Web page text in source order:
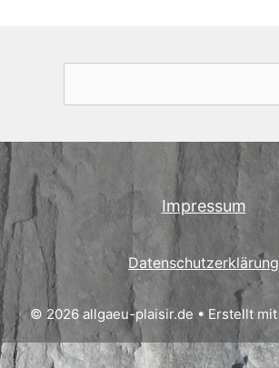
Impressum
Datenschutzerklärung
© 2026 allgaeu-plaisir.de • Erstellt mit